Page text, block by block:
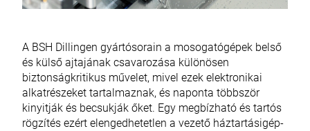
A BSH Dillingen gyártósorain a mosogatógépek belső
és külső ajtajának csavarozása különösen
biztonságkritikus művelet, mivel ezek elektronikai
alkatrészeket tartalmaznak, és naponta többször
kinyitják és becsukják őket. Egy megbízható és tartós
rögzítés ezért elengedhetetlen a vezető háztartásigép-